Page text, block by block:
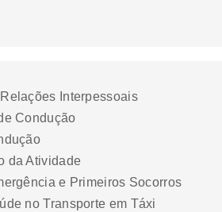
Interpessoais
Condução
da Atividade
e Primeiros Socorros
no Transporte em Táxi